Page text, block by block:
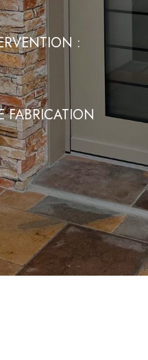
:
FABRICATION